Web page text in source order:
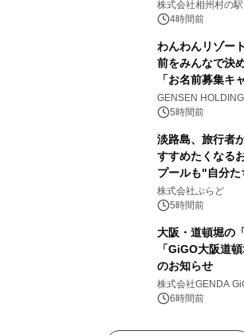
株式会社相州村の駅
4時間前
わんわんリゾー
前をみんなで決
「お名前募集キ
(土)より開催
GENSEN
5時間前
淡路島、旅行者
すすめたくなる
プールも"自分
日1組限定「岩屋
森」の握り寿司プ
株式会社ぷらど
5時間前
大阪・道頓堀の
「GiGO大阪道
のお知らせ
株式会社GENDA
6時間前